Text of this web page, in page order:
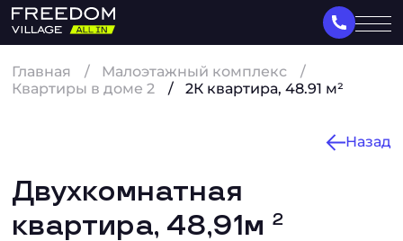
Главная
Малоэтажный комплекс
Квартиры в доме 2
2К квартира, 48.91 м²
Назад
Двухкомнатная
квартира, 48,91м 2